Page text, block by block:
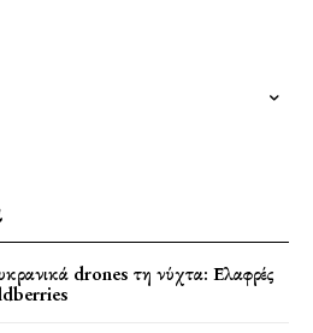
drones τη νύχτα: Ελαφρές